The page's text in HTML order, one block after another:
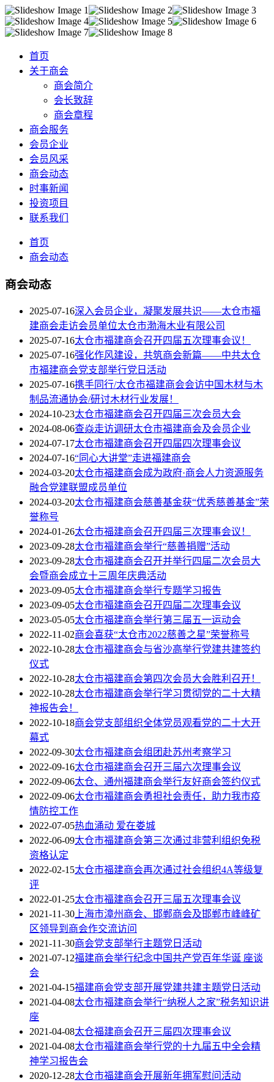
首页
关于商会
商会简介
会长致辞
商会章程
商会服务
会员企业
会员风采
商会动态
时事新闻
投资项目
联系我们
首页
商会动态
商会动态
2025-07-16深入会员企业，凝聚发展共识——太仓市福
建商会走访会员单位太仓市渤海木业有限公司
2025-07-16太仓市福建商会召开四届五次理事会议！
2025-07-16强化作风建设，共筑商会新篇——中共太仓
市福建商会党支部举行党日活动
2025-07-16携手同行/太仓市福建商会会访中国木材与木
制品流通协会/研讨木材行业发展！
2024-10-23太仓市福建商会召开四届三次会员大会
2024-08-06查焱走访调研太仓市福建商会及会员企业
2024-07-17太仓市福建商会召开四届四次理事会议
2024-07-16“同心大讲堂”走进福建商会
2024-03-20太仓市福建商会成为政府·商会人力资源服务
融合党建联盟成员单位
2024-03-20太仓市福建商会慈善基金获“优秀慈善基金”荣
誉称号
2024-01-26太仓市福建商会召开四届三次理事会议！
2023-09-28太仓市福建商会举行“慈善捐赠”活动
2023-09-28太仓市福建商会召开并举行四届二次会员大
会暨商会成立十三周年庆典活动
2023-09-05太仓市福建商会举行专题学习报告
2023-09-05太仓市福建商会召开四届二次理事会议
2023-05-05太仓市福建商会举行第三届五一运动会
2022-11-02商会喜获“太仓市2022慈善之星”荣誉称号
2022-10-28太仓市福建商会与省沙高举行党建共建签约
仪式
2022-10-28太仓市福建商会第四次会员大会胜利召开！
2022-10-28太仓市福建商会举行学习贯彻党的二十大精
神报告会！
2022-10-18商会党支部组织全体党员观看党的二十大开
幕式
2022-09-30太仓市福建商会组团赴苏州考察学习
2022-09-16太仓市福建商会召开三届六次理事会议
2022-09-06太仓、通州福建商会举行友好商会签约仪式
2022-09-06太仓市福建商会勇担社会责任，助力我市疫
情防控工作
2022-07-05热血涌动 爱在娄城
2022-06-09太仓市福建商会第三次通过非营利组织免税
资格认定
2022-02-15太仓市福建商会再次通过社会组织4A等级复
评
2022-01-25太仓市福建商会召开三届五次理事会议
2021-11-30上海市漳州商会、邯郸商会及邯郸市峰峰矿
区领导到商会作交流访问
2021-11-30商会党支部举行主题党日活动
2021-07-12福建商会举行纪念中国共产党百年华诞 座谈
会
2021-04-15福建商会党支部开展党建共建主题党日活动
2021-04-08太仓市福建商会举行“纳税人之家”税务知识讲
座
2021-04-08太仓福建商会召开三届四次理事会议
2021-04-08太仓市福建商会举行党的十九届五中全会精
神学习报告会
2020-12-28太仓市福建商会开展新年拥军慰问活动